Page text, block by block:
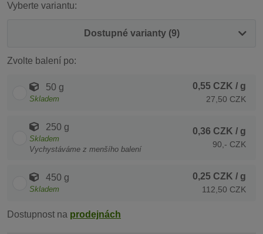
Vyberte variantu:
Dostupné varianty (9)
Zvolte balení po:
50 g
Skladem
0,55 CZK / g
27,50 CZK
250 g
Skladem
Vychystáváme z menšího balení
0,36 CZK / g
90,- CZK
450 g
Skladem
0,25 CZK / g
112,50 CZK
Dostupnost na prodejnách